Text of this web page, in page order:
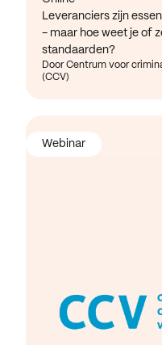
Leveranciers zijn
- maar hoe weet je of
standaarden?
Door Centrum voor
(CCV)
Webinar